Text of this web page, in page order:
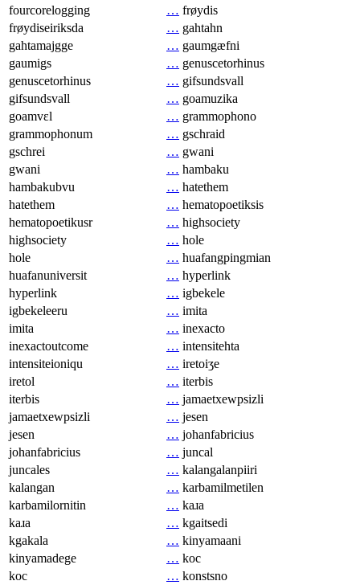
fourcorelogging
… frøydis
frøydiseiriksda
… gahtahn
gahtamajgge
… gaumgæfni
gaumigs
… genuscetorhinus
genuscetorhinus
… gifsundsvall
gifsundsvall
… goamuzika
goamvɛl
… grammophono
grammophonum
… gschraid
gschrei
… gwani
gwani
… hambaku
hambakubvu
… hatethem
hatethem
… hematopoetiksis
hematopoetikusr
… highsociety
highsociety
… hole
hole
… huafangpingmian
huafanuniversit
… hyperlink
hyperlink
… igbekele
igbekeleeru
… imita
imita
… inexacto
inexactoutcome
… intensitehta
intensiteioniqu
… iretoiʒe
iretol
… iterbis
iterbis
… jamaetxewpsizli
jamaetxewpsizli
… jesen
jesen
… johanfabricius
johanfabricius
… juncal
juncales
… kalangalanpiiri
kalangan
… karbamilmetilen
karbamilornitin
… kaɹa
kaɹa
… kgaitsedi
kgakala
… kinyamaani
kinyamadege
… koc
koc
… konstsno